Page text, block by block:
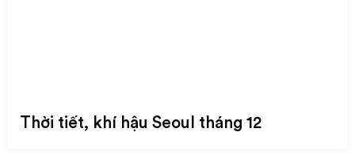
Thời tiết, khí hậu Seoul tháng 12